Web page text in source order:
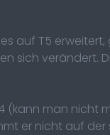
es auf T5
sich verändert.
(kann man
er nicht auf